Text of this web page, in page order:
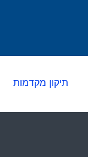
תיקון מקדמות